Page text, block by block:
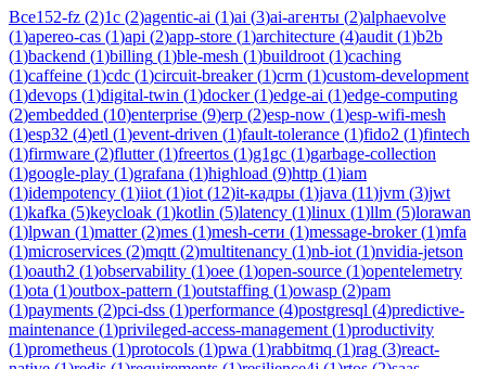
Все152-fz (2)1c (2)agentic-ai (1)ai (3)ai-агенты (2)alphaevolve
(1)apereo-cas (1)api (2)app-store (1)architecture (4)audit (1)b2b
(1)backend (1)billing (1)ble-mesh (1)buildroot (1)caching
(1)caffeine (1)cdc (1)circuit-breaker(1)crm (1)custom-development
(1)devops (1)digital-twin (1)docker(1)edge-ai (1)edge-computing
(2)embedded (10)enterprise (9)erp (2)esp-now (1)esp-wifi-mesh
(1)esp32 (4)etl (1)event-driven (1)fault-tolerance (1)fido2 (1)fintech
(1)firmware (2)flutter(1)freertos (1)g1gc (1)garbage-collection
(1)google-play (1)grafana (1)highload (9)http (1)iam
(1)idempotency (1)iiot (1)iot (12)it-кадры (1)java (11)jvm (3)jwt
(1)kafka (5)keycloak (1)kotlin (5)latency (1)linux (1)llm (5)lorawan
(1)lpwan (1)matter(2)mes (1)mesh-сети (1)message-broker(1)mfa
(1)microservices (2)mqtt (2)multitenancy (1)nb-iot (1)nvidia-jetson
(1)oauth2 (1)observability (1)oee (1)open-source (1)opentelemetry
(1)ota (1)outbox-pattern (1)outstaffing (1)owasp (2)pam
(1)payments (2)pci-dss (1)performance (4)postgresql (4)predictive-
maintenance (1)privileged-access-management (1)productivity
(1)prometheus (1)protocols (1)pwa (1)rabbitmq (1)rag (3)react-